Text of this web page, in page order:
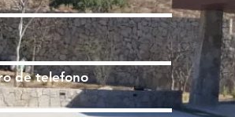
de telefono